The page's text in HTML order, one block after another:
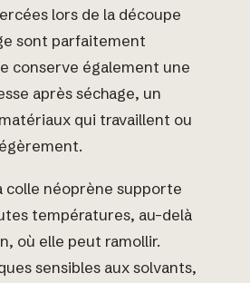
lors de la découpe
sont parfaitement
conserve également une
après séchage, un
qui travaillent ou
colle néoprène supporte
températures, au-delà
où elle peut ramollir.
sensibles aux solvants,